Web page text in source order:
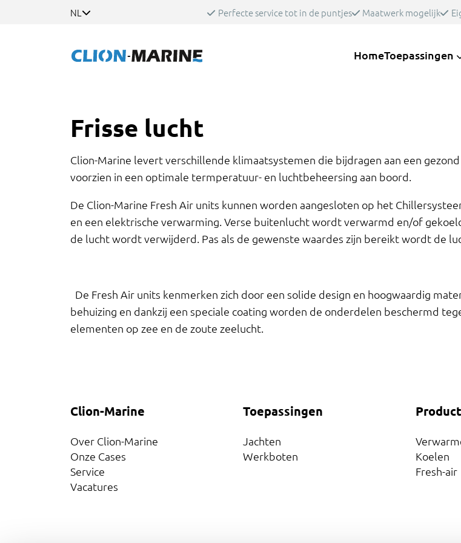
NL Perfecte service tot in de puntjes Maatwerk mogelijk
HomeToepassingen
Frisse lucht
Clion-Marine levert verschillende klimaatsystemen die bijdragen aan een
voorzien in een optimale termperatuur- en luchtbeheersing aan boord.
De Clion-Marine Fresh Air units kunnen worden aangesloten op het
en een elektrische verwarming. Verse buitenlucht wordt verwarmd en/of
de lucht wordt verwijderd. Pas als de gewenste waardes zijn bereikt wordt de
De Fresh Air units kenmerken zich door een solide design en hoogwaardig
behuizing en dankzij een speciale coating worden de onderdelen beschermd
elementen op zee en de zoute zeelucht.
Clion-Marine
Over Clion-Marine
Onze Cases
Service
Vacatures
Toepassingen
Jachten
Werkboten
Koelen
Fresh-air